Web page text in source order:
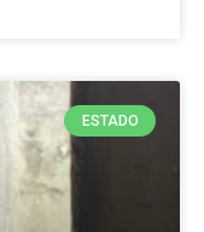
ESTADO